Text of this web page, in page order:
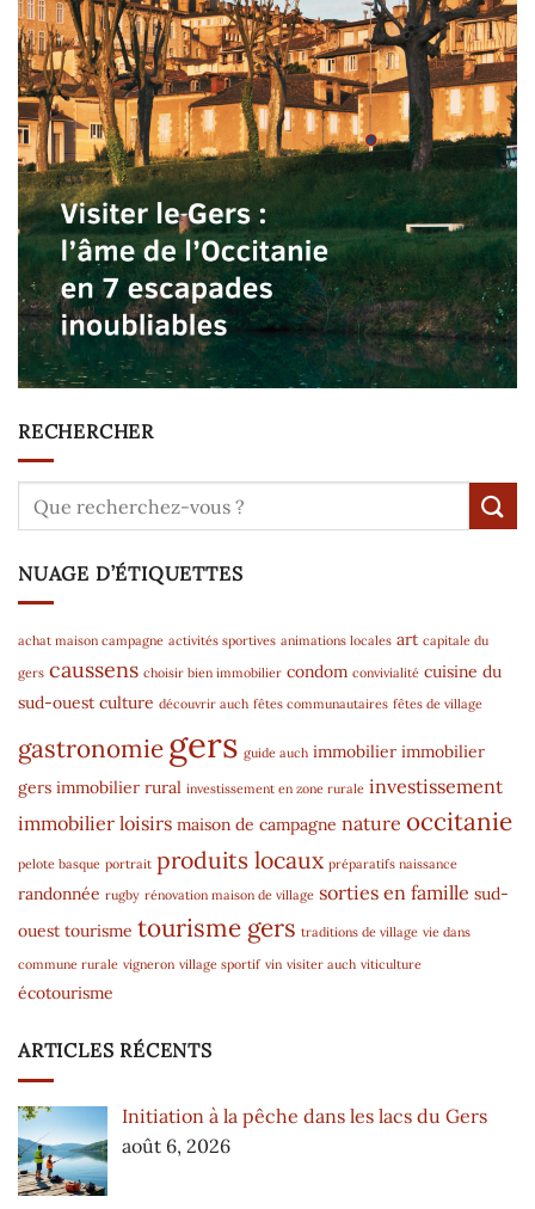
RECHERCHER
NUAGE D’ÉTIQUETTES
achat maison campagne activités sportives animations locales art capitale du
gers caussens choisir bien immobilier condom convivialité cuisine du
sud-ouest culture découvrir auch fêtes communautaires fêtes de village
gastronomiegers guide auch immobilier immobilier
gers immobilier rural investissement en zone rurale investissement
immobilier loisirs maison de campagne nature occitanie
pelote basque portrait produits locaux préparatifs naissance
randonnée rugby rénovation maison de village sorties en famille sud-
ouest tourisme tourisme gers traditions de village vie dans
commune rurale vigneron village sportif vin visiter auch viticulture
écotourisme
ARTICLES RÉCENTS
Initiation à la pêche dans les lacs du Gers
août 6, 2026